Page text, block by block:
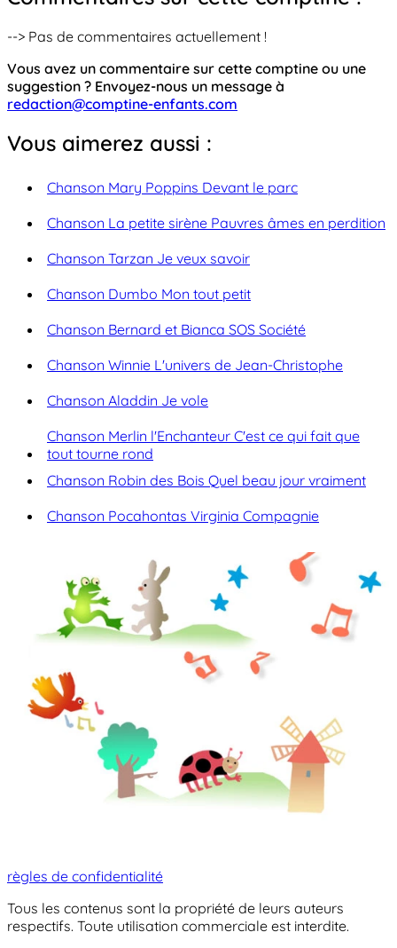
--> Pas de commentaires actuellement !
Vous avez un commentaire sur cette comptine ou une
suggestion ? Envoyez-nous un message à
redaction@comptine-enfants.com
Vous aimerez aussi :
Chanson Mary Poppins Devant le parc
Chanson La petite sirène Pauvres âmes en perdition
Chanson Tarzan Je veux savoir
Chanson Dumbo Mon tout petit
Chanson Bernard et Bianca SOS Société
Chanson Winnie L'univers de Jean-Christophe
Chanson Aladdin Je vole
Chanson Merlin l'Enchanteur C'est ce qui fait que
tout tourne rond
Chanson Robin des Bois Quel beau jour vraiment
Chanson Pocahontas Virginia Compagnie
règles de confidentialité
Tous les contenus sont la propriété de leurs auteurs
respectifs. Toute utilisation commerciale est interdite.